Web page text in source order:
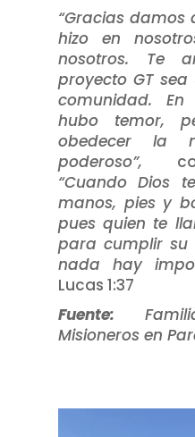
“Gracias damos
hizo en
nosotros. Te
proyecto GT
comunidad. En
hubo temor,
obedecer la
poderoso”,
“Cuando Dios
manos, pies y
pues quien te
para cumplir su
nada hay
Lucas 1:37
Fuente:
Misioneros en